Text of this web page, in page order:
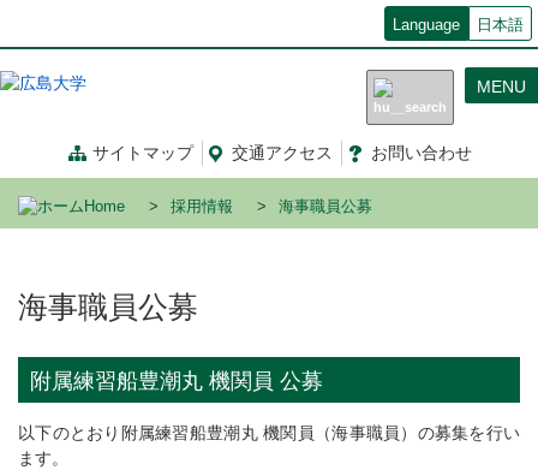
コ
Language 日本語
サイトマップ 交通アクセス お問い合わせ
MENU
Home 採用情報 海事職員公募
海事職員公募
附属練習船豊潮丸 機関員 公募
以下のとおり附属練習船豊潮丸 機関員（海事職員）の募集を行い
ます。